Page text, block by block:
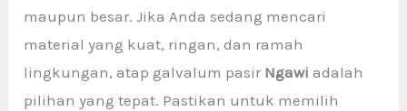
maupun besar. Jika Anda sedang mencari
material yang kuat, ringan, dan ramah
lingkungan, atap galvalum pasir Ngawi adalah
pilihan yang tepat. Pastikan untuk memilih